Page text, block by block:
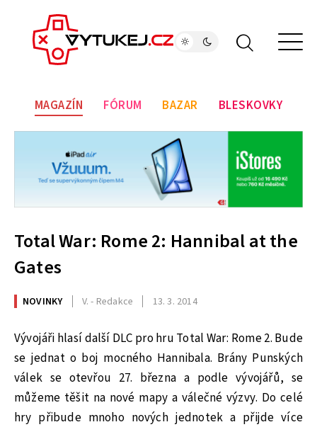
MAGAZÍN FÓRUM BAZAR BLESKOVKY
Total War: Rome 2: Hannibal at the
Gates
NOVINKY V. - Redakce 13. 3. 2014
Vývojáři hlasí další DLC pro hru Total War: Rome 2. Bude
se jednat o boj mocného Hannibala. Brány Punských
válek se otevřou 27. března a podle vývojářů, se
můžeme těšit na nové mapy a válečné výzvy. Do celé
hry přibude mnoho nových jednotek a přijde více